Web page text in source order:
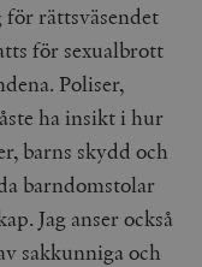
rättsväsendet
för sexualbrott
Poliser,
ha insikt i hur
barns skydd och
barndomstolar
Jag anser också
sakkunniga och